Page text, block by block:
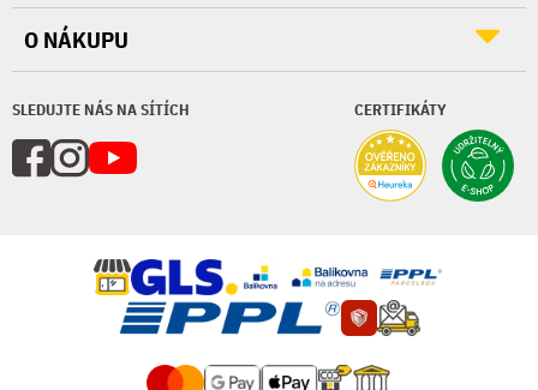
SLEDUJTE NÁS NA SÍTÍCH CERTIFIKÁTY
O NÁKUPU